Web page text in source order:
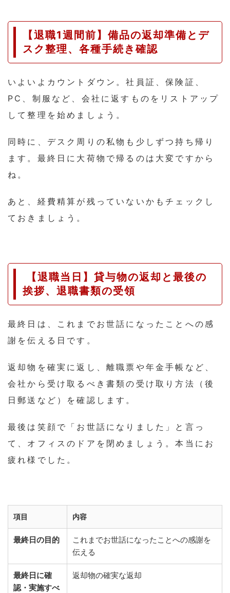
【退職1週間前】備品の返却準備とデ
スク整理、各種手続き確認
いよいよカウントダウン。社員証、保険証、
PC、制服など、会社に返すものをリストアップ
して整理を始めましょう。
同時に、デスク周りの私物も少しずつ持ち帰り
ます。最終日に大荷物で帰るのは大変ですから
ね。
あと、経費精算が残っていないかもチェックし
ておきましょう。
【退職当日】貸与物の返却と最後の
挨拶、退職書類の受領
最終日は、これまでお世話になったことへの感
謝を伝える日です。
返却物を確実に返し、離職票や年金手帳など、
会社から受け取るべき書類の受け取り方法（後
日郵送など）を確認します。
最後は笑顔で「お世話になりました」と言っ
て、オフィスのドアを閉めましょう。本当にお
疲れ様でした。
項目 内容
最終日の目的
これまでお世話になったことへの感謝を
伝える
最終日に確
認・実施すべ
返却物の確実な返却